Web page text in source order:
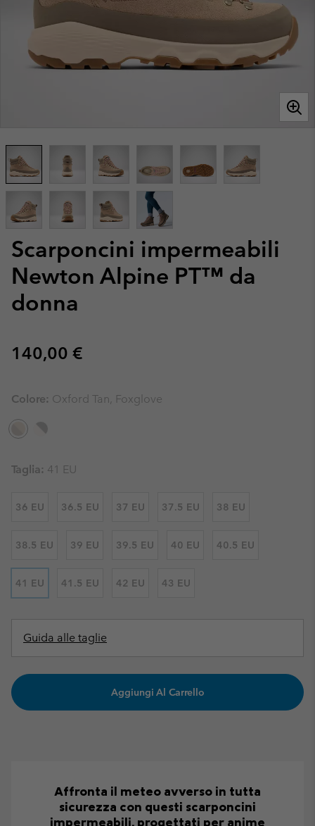
Scarponcini impermeabili
Newton Alpine PT™ da
donna
Regular price:
140,00 €
Colore: Oxford Tan, Foxglove
Taglia: 41 EU
36 EU 36.5 EU 37 EU 37.5 EU 38 EU
38.5 EU 39 EU 39.5 EU 40 EU 40.5 EU
41 EU 41.5 EU 42 EU 43 EU
Guida alle taglie
Aggiungi Al Carrello
Affronta il meteo avverso in tutta
sicurezza con questi scarponcini
impermeabili, progettati per anime